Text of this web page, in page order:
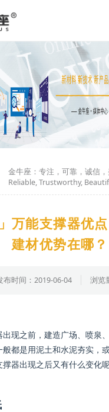
金牛座：专注，可靠，诚信
Reliable, Trustworthy,
万能支撑器优
建材优势在哪？
布时间：2019-06-04 浏览
现之前，建造广场、喷泉
都是用泥土和水泥夯实，
器出现之后又有什么变化